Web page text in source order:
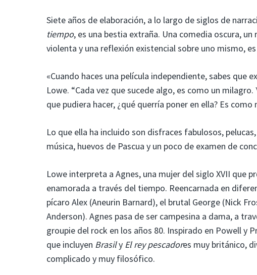
Siete años de elaboración, a lo largo de siglos de
tiempo, es una bestia extraña. Una comedia oscura,
violenta y una reflexión existencial sobre uno mismo,
«Cuando haces una película independiente, sabes que
Lowe. “Cada vez que sucede algo, es como un
que pudiera hacer, ¿qué querría poner en ella? Es como
Lo que ella ha incluido son disfraces fabulosos,
música, huevos de Pascua y un poco de examen de
Lowe interpreta a Agnes, una mujer del siglo XVII que
enamorada a través del tiempo. Reencarnada en
pícaro Alex (Aneurin Barnard), el brutal George (Nick
Anderson). Agnes pasa de ser campesina a dama, a
groupie del rock en los años 80. Inspirado en Powell y
que incluyen Brasily El rey pescadores muy británico,
complicado y muy filosófico.